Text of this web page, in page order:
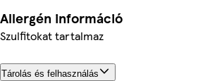
Allergén információ
Szulfitokat tartalmaz
Tárolás és felhasználás